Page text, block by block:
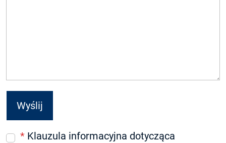
* Klauzula informacyjna dotycząca